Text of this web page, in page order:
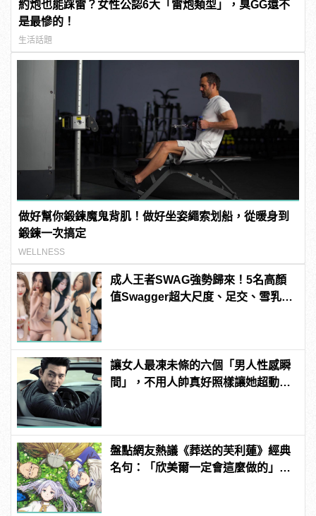
約炮也能踩雷？女性公認6大「雷炮類型」，臭GG還不
是最慘的！
生活話題
做好幫你鍛鍊魔鬼背肌！做好坐姿繩索划船，從暖身到
鍛鍊一次搞定
WELLNESS
成人王者SWAG強勢歸來！5名高顏
值Swagger超大尺度、足交、雪乳、
讓女人最凍未條的六個「男人性感瞬
間」，不用人帥真好照樣讓她超動
盤點網友熱議《葬送的芙利蓮》經典
名句：「欣美爾一定會這麼做的」超